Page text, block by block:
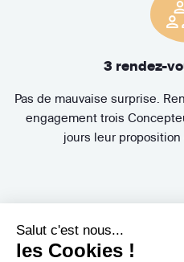
Salut c'est nous...
les Cookies !
3 rendez-
Pas de mauvaise surprise.
engagement trois
jours leur